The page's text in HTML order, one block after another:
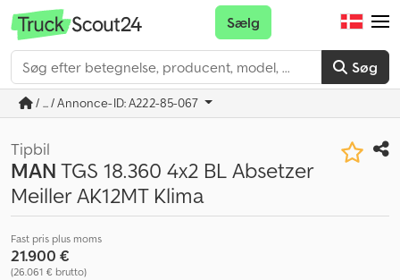
Søg
Sælg
/ ... / Annonce-ID: A222-85-067
Tipbil
MANTGS 18.360 4x2 BL Absetzer
Meiller AK12MT Klima
Fast pris plus moms
21.900 €
(26.061 € brutto)